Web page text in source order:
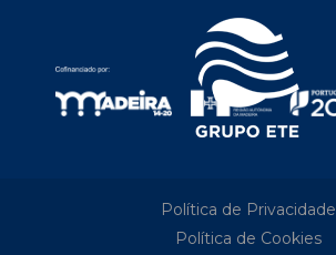
Política de Privacidade
Política de Cookies